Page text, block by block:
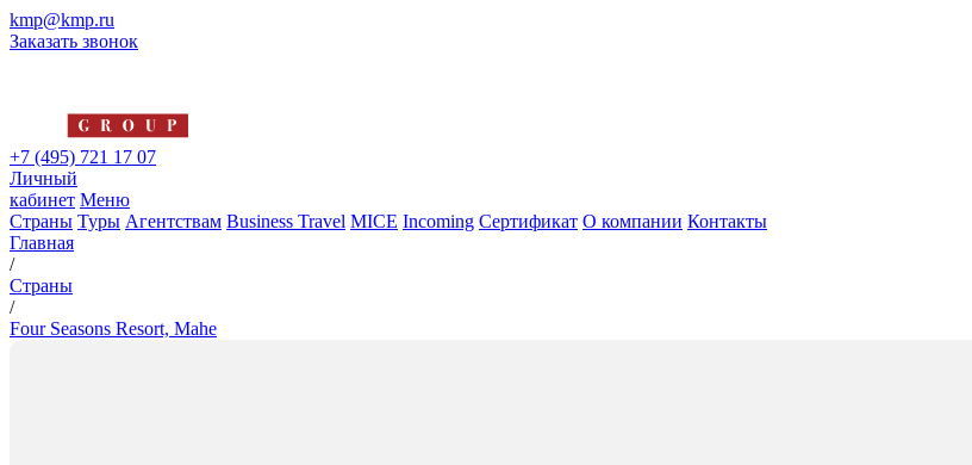
kmp@kmp.ru
Заказать звонок
+7 (495) 721 17 07
Личный
кабинет Меню
Страны Туры Агентствам Business Travel MICE Incoming Сертификат О компании Контакты
Главная
/
Страны
/
Four Seasons Resort, Mahe